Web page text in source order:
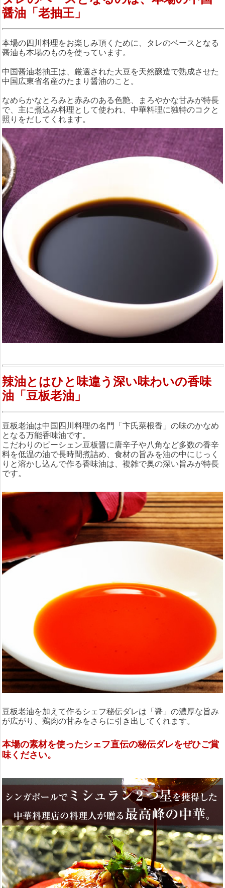
醤油「老抽王」
本場の四川料理をお楽しみ頂くために、タレのベースとなる
醤油も本場のものを使っています。
中国醤油老抽王は、厳選された大豆を天然醸造で熟成させた
中国広東省名産のたまり醤油のこと。
なめらかなとろみと赤みのある色艶、まろやかな甘みが特長
で、主に煮込み料理として使われ、中華料理に独特のコクと
照りをだしてくれます。
辣油とはひと味違う深い味わいの香味
油「豆板老油」
豆板老油は中国四川料理の名門「卞氏菜根香」の味のかなめ
となる万能香味油です。
こだわりのピーシェン豆板醤に唐辛子や八角など多数の香辛
料を低温の油で長時間煮詰め、食材の旨みを油の中にじっく
りと溶かし込んで作る香味油は、複雑で奥の深い旨みが特長
です。
豆板老油を加えて作るシェフ秘伝ダレは「醤」の濃厚な旨み
が広がり、鶏肉の甘みをさらに引き出してくれます。
本場の素材を使ったシェフ直伝の秘伝ダレをぜひご賞
味ください。